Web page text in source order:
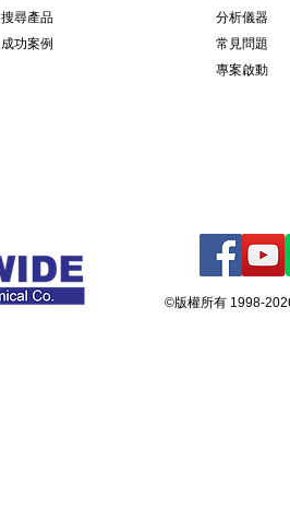
搜尋產品
成功案例
分析儀器
常見問題
專案啟動
©版權所有 1998-